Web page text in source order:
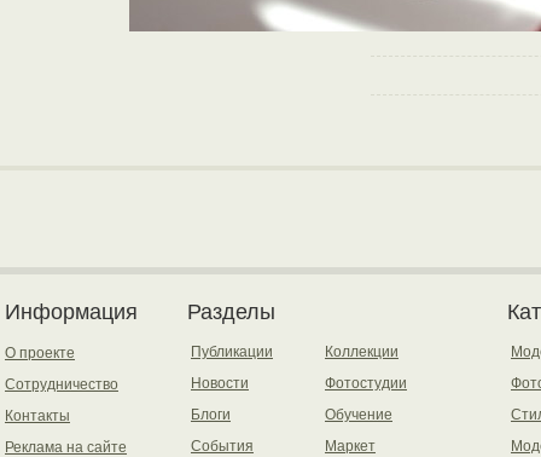
Информация
О проекте
Сотрудничество
Контакты
Реклама на сайте
Разделы
Публикации
Новости
Блоги
События
Коллекции
Фотостудии
Обучение
Маркет